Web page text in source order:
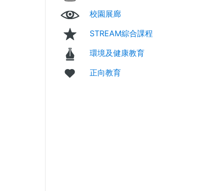
校園展廊
STREAM綜合課程
環境及健康教育
正向教育